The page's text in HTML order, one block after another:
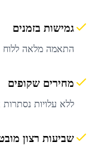
גמישות בזמנים
התאמה מלאה ללוח
מחירים שקופים
ללא עלויות
שביעות רצון